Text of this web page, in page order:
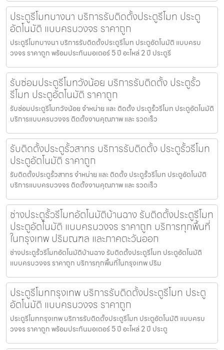
ประตูรีโมทบางนา บริการรับติดตั้งประตูรีโมท ประตู
อัตโนมัติ แบบครบวงจร ราคาถูก
ประตูรีโมทบางนา บริการรับติดตั้งประตูรีโมท ประตูอัตโนมัติ แบบครบ
วงจร ราคาถูก พร้อมประกันมอเตอร์ 5 ปี อะไหล่ 2 ปี ประตูรี
รับซ่อมประตูรีโมทวังน้อย บริการรับติดตั้ง ประตูรั้ว
รีโมท ประตูอัตโนมัติ ราคาถูก
รับซ่อมประตูรีโมทวังน้อย จำหน่าย และ ติดตั้ง ประตูรั้วรีโมท ประตูอัตโนมัติ
บริการแบบครบวงจร ติดตั้งงานคุณภาพ และ รวดเร็ว
รับติดตั้งประตูรั้วสาทร บริการรับติดตั้ง ประตูรั้วรีโมท
ประตูอัตโนมัติ ราคาถูก
รับติดตั้งประตูรั้วสาทร จำหน่าย และ ติดตั้ง ประตูรั้วรีโมท ประตูอัตโนมัติ
บริการแบบครบวงจร ติดตั้งงานคุณภาพ และ รวดเร็ว
ช่างประตูรั้วรีโมทอัตโนมัติบ้านฉาง รับติดตั้งประตูรีโมท
ประตูอัตโนมัติ แบบครบวงจร ราคาถูก บริการทุกพื้นที่
ในกรุงเทพ ปริมณฑล และภาคตะวันออก
ช่างประตูรั้วรีโมทอัตโนมัติบ้านฉาง รับติดตั้งประตูรีโมท ประตูอัตโนมัติ
แบบครบวงจร ราคาถูก บริการทุกพื้นที่ในกรุงเทพ ปริม
ประตูรีโมทกรุงเทพ บริการรับติดตั้งประตูรีโมท ประตู
อัตโนมัติ แบบครบวงจร ราคาถูก
ประตูรีโมทกรุงเทพ บริการรับติดตั้งประตูรีโมท ประตูอัตโนมัติ แบบครบ
วงจร ราคาถูก พร้อมประกันมอเตอร์ 5 ปี อะไหล่ 2 ปี ประตู